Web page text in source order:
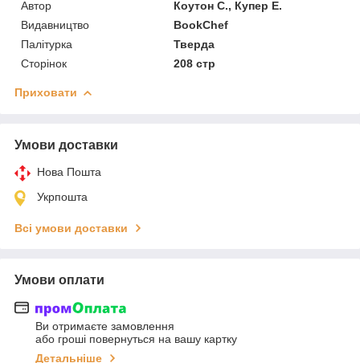
Автор
Коутон С., Купер Е.
Видавництво
BookChef
Палітурка
Тверда
Сторінок
208 стр
Приховати
Умови доставки
Нова Пошта
Укрпошта
Всі умови доставки
Умови оплати
Ви отримаєте замовлення
або гроші повернуться на вашу картку
Детальніше